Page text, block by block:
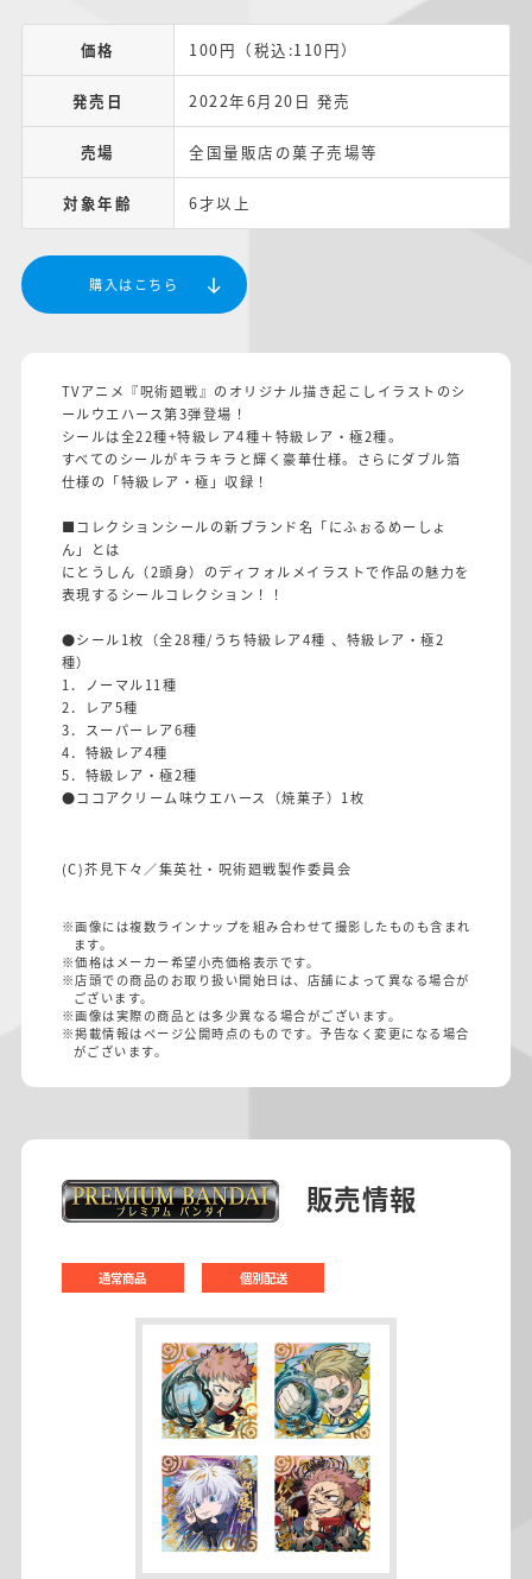
価格 100円（税込:110円）
発売日 2022年6月20日 発売
売場 全国量販店の菓子売場等
対象年齢 6才以上
購入はこちら
TVアニメ『呪術廻戦』のオリジナル描き起こしイラストのシ
ールウエハース第3弾登場！
シールは全22種+特級レア4種＋特級レア・極2種。
すべてのシールがキラキラと輝く豪華仕様。さらにダブル箔
仕様の「特級レア・極」収録！
■コレクションシールの新ブランド名「にふぉるめーしょ
ん」とは
にとうしん（2頭身）のディフォルメイラストで作品の魅力を
表現するシールコレクション！！
●シール1枚（全28種/うち特級レア4種 、特級レア・極2
種）
1．ノーマル11種
2．レア5種
3．スーパーレア6種
4．特級レア4種
5．特級レア・極2種
●ココアクリーム味ウエハース（焼菓子）1枚
(C)芥見下々／集英社・呪術廻戦製作委員会
※画像には複数ラインナップを組み合わせて撮影したものも含まれ
ます。
※価格はメーカー希望小売価格表示です。
※店頭での商品のお取り扱い開始日は、店舗によって異なる場合が
ございます。
※画像は実際の商品とは多少異なる場合がございます。
※掲載情報はページ公開時点のものです。予告なく変更になる場合
がございます。
販売情報
通常商品 個別配送